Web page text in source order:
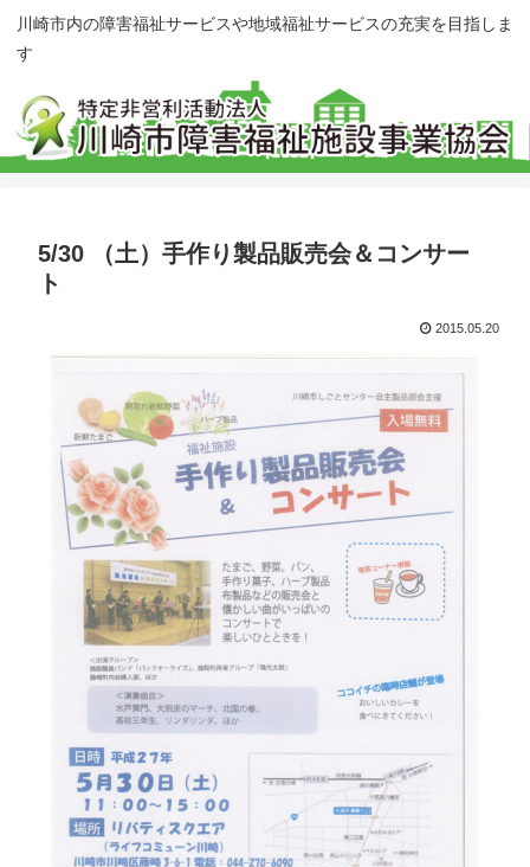
川崎市内の障害福祉サービスや地域福祉サービスの充実を目指しま
す
5/30 （土）手作り製品販売会＆コンサー
ト
2015.05.20